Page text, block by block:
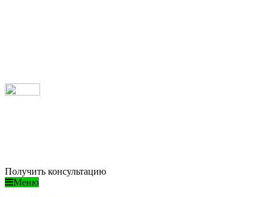
Получить консультацию
Меню